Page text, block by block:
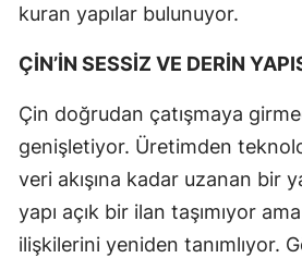
kuran yapılar bulunuyor.
ÇİN’İN SESSİZ VE DERİN
Çin doğrudan çatışmaya
genişletiyor. Üretimden
veri akışına kadar uzanan bir
yapı açık bir ilan taşımıyor ama
ilişkilerini yeniden tanımlıyor.